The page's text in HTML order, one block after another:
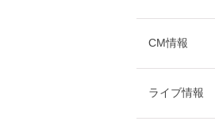
CM情報
ライブ情報